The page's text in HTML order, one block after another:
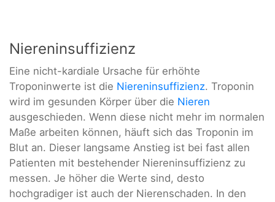
Niereninsuffizienz
Eine nicht-kardiale Ursache für erhöhte
Troponinwerte ist die Niereninsuffizienz. Troponin
wird im gesunden Körper über die Nieren
ausgeschieden. Wenn diese nicht mehr im normalen
Maße arbeiten können, häuft sich das Troponin im
Blut an. Dieser langsame Anstieg ist bei fast allen
Patienten mit bestehender Niereninsuffizienz zu
messen. Je höher die Werte sind, desto
hochgradiger ist auch der Nierenschaden. In den